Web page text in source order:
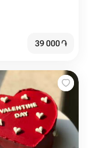
39 000֏